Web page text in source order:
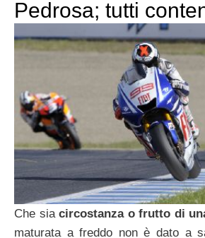
Pedrosa; tutti
Che siacircostanza o frutto di
maturata a freddo non è dato a